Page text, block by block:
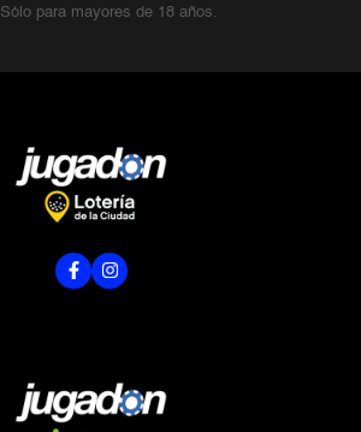
Sólo para mayores de 18 años.